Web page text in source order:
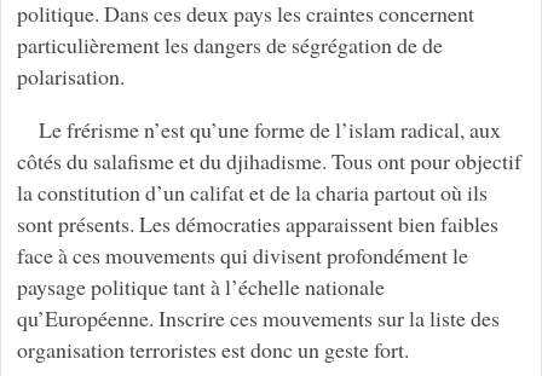
politique. Dans ces deux pays les craintes concernent
particulièrement les dangers de ségrégation de de
polarisation.
Le frérisme n’est qu’une forme de l’islam radical, aux
côtés du salafisme et du djihadisme. Tous ont pour objectif
la constitution d’un califat et de la charia partout où ils
sont présents. Les démocraties apparaissent bien faibles
face à ces mouvements qui divisent profondément le
paysage politique tant à l’échelle nationale
qu’Européenne. Inscrire ces mouvements sur la liste des
organisation terroristes est donc un geste fort.